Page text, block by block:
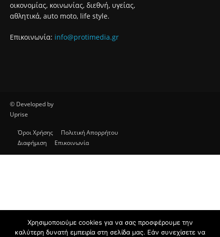
οικονομίας, κοινωνίας, διεθνή, υγείας,
αθλητικά, auto moto, life style.
Επικοινωνία: info@protimedia.gr
© Developed by
Uprise
Όροι Χρήσης
Πολιτική Απορρήτου
Διαφήμιση
Επικοινωνία
Χρησιμοποιούμε cookies για να σας προσφέρουμε την
καλύτερη δυνατή εμπειρία στη σελίδα μας. Εάν συνεχίσετε να